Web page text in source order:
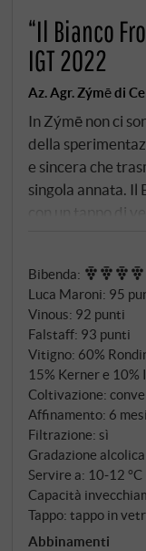
“Il Bianco
IGT 2022
Az. Agr. Zýmē di
In Zýmē non ci
della
e sincera che
singola annata. Il
con un tappo di
una lucentezza
è la Rondinella
caso nei vigneti di
Bibenda:
Luca Maroni: 95
Vinous: 92 punti
Falstaff: 93 punti
Vitigno: 60%
15% Kerner e 10%
Coltivazione:
Affinamento: 6
Filtrazione: sì
Gradazione
Servire a: 10‑12 °C
Capacità
Tappo: tappo in
Abbinamenti